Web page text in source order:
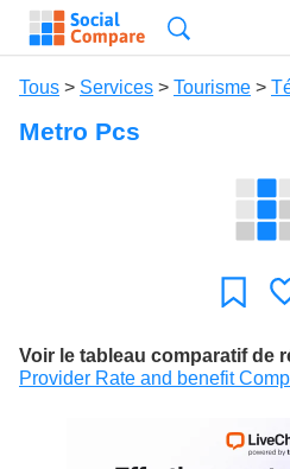
Tous > Services > Tourisme >
Metro Pcs
Voir le tableau comparatif de
Provider Rate and benefit